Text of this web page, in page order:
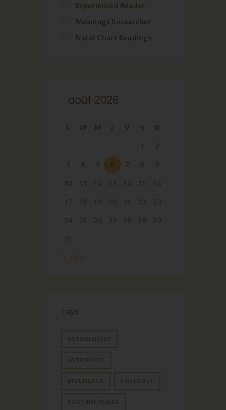
Experienced Reader
Meanings Researcher
Natal Chart Readings
août 2026
L M M J V S
D
1
2
3
4 5 7 8
9
10
11 12 13 14 15
16
17
18 19 20 21 22
23
24
25 26 27 28 29
30
31
« Mar
Tags
ASTROLOGIST
ASTROLOGY
BIOENERGY FORECAST
FORTUNETELLER